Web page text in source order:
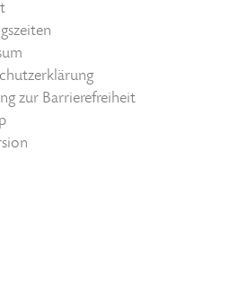
zur Barrierefreiheit